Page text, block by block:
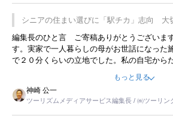
プレミアムヨーグルトを販売するにあたり、
です。永井社長は、駐車場に都内ナンバーの
ことに目をつけ、高級商品でも売れると確信
事を懐かしく読みました。
シニアの住まい選びに「駅チカ」志向 大
暮らし
編集長のひと言 ご寄稿ありがとうございま
す。実家で一人暮らしの母がお世話になった
で２０分くらいの立地でした。私の自宅から
ました。母の住まいから近いという理由で、
すが、私と妹にとっては、半日仕事ででした
は、当人だけではなく、世話をする家族の足
と思いました。
もっと見る
神崎 公一
ツーリズムメディアサービス編集長 / ㈱ツーリン